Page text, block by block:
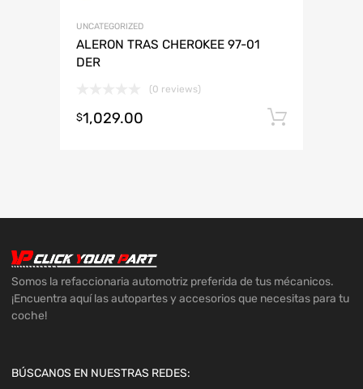
UNCATEGORIZED
ALERON TRAS CHEROKEE 97-01
DER
(0 reviews)
$1,029.00
Somos la refaccionaria automotriz preferida de tus mécanicos.
¡Encuentra aquí las autopartes y accesorios que necesitas para tu
coche!
BÚSCANOS EN NUESTRAS REDES: